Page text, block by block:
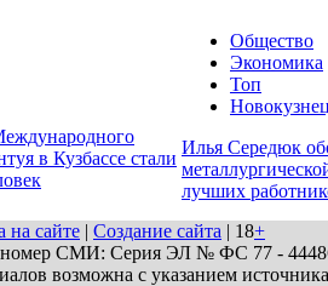
в Кузбассе стали
Общество
Экономика
Топ
Илья Середюк
лучших
на сайте | Создание сайта | 18+
СМИ: Серия ЭЛ № ФС 77 - 44486
возможна с указанием